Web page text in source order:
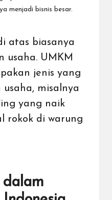
menjadi bisnis besar.
atas biasanya
usaha. UMKM
jenis yang
misalnya
yang naik
rokok di warung